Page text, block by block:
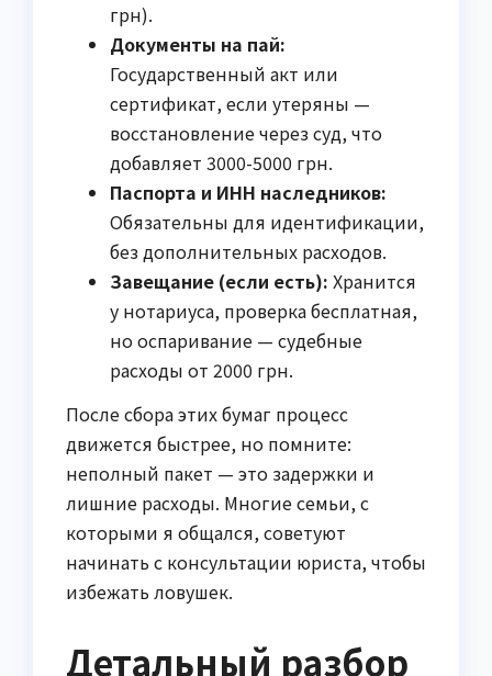
грн).
Документы на пай:
Государственный акт или
сертификат, если утеряны —
восстановление через суд, что
добавляет 3000-5000 грн.
Паспорта и ИНН наследников:
Обязательны для идентификации,
без дополнительных расходов.
Завещание (если есть): Хранится
у нотариуса, проверка бесплатная,
но оспаривание — судебные
расходы от 2000 грн.
После сбора этих бумаг процесс
движется быстрее, но помните:
неполный пакет — это задержки и
лишние расходы. Многие семьи, с
которыми я общался, советуют
начинать с консультации юриста, чтобы
избежать ловушек.
Детальный разбор